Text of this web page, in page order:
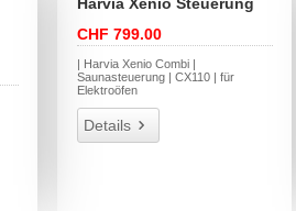
Harvia Xenio Steuerung
CHF 799.00
| Harvia Xenio Combi |
Saunasteuerung | CX110 | für
Elektroöfen
Details